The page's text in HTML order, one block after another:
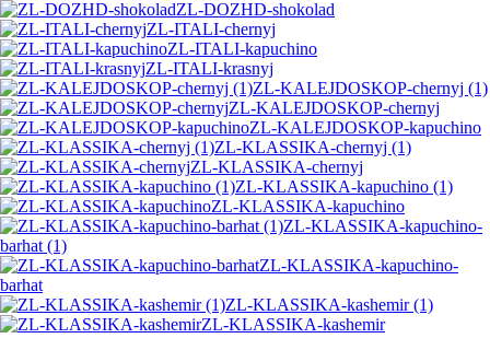
ZL-DOZHD-shokolad
ZL-ITALI-chernyj
ZL-ITALI-kapuchino
ZL-ITALI-krasnyj
ZL-KALEJDOSKOP-chernyj (1)
ZL-KALEJDOSKOP-chernyj
ZL-KALEJDOSKOP-kapuchino
ZL-KLASSIKA-chernyj (1)
ZL-KLASSIKA-chernyj
ZL-KLASSIKA-kapuchino (1)
ZL-KLASSIKA-kapuchino
ZL-KLASSIKA-kapuchino-
barhat (1)
ZL-KLASSIKA-kapuchino-
barhat
ZL-KLASSIKA-kashemir (1)
ZL-KLASSIKA-kashemir